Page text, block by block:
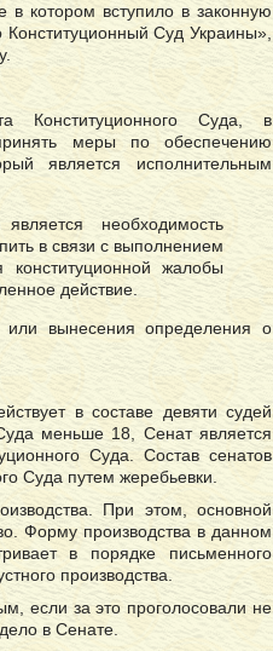
в котором вступило в законную
Суд Украины»,
Конституционного Суда, в
меры по обеспечению
является исполнительным
необходимость
в связи с выполнением
конституционной жалобы
действие.
или вынесения определения о
в составе девяти судей
меньше 18, Сенат является
Суда. Состав сенатов
Суда путем жеребьевки.
При этом, основной
Форму производства в данном
в порядке письменного
производства.
если за это проголосовали не
в Сенате.